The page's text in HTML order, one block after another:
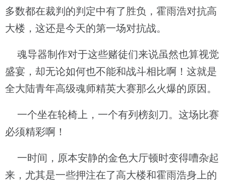
多数都在裁判的判定中有了胜负，霍雨浩对抗高
大楼，这还是今天的第一场对抗战。
魂导器制作对于这些赌徒们来说虽然也算视觉
盛宴，却无论如何也不能和战斗相比啊！这就是
全大陆青年高级魂师精英大赛那么火爆的原因。
一个坐在轮椅上，一个有列榜刻刀。这场比赛
必须精彩啊！
一时间，原本安静的金色大厅顿时变得嘈杂起
来，尤其是一些押注在了高大楼和霍雨浩身上的